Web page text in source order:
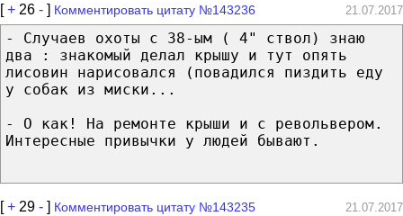
[+ 26 - ] Комментировать цитату №143236 21.07.2017
- Случаев охоты с 38-ым ( 4" ствол) знаю
два : знакомый делал крышу и тут опять
лисовин нарисовался (повадился пиздить еду
у собак из миски...
- О как! На ремонте крыши и с револьвером.
Интересные привычки у людей бывают.
[+ 29 - ] Комментировать цитату №143235 21.07.2017